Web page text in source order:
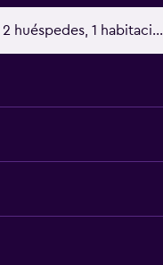
2 huéspedes, 1 habitación